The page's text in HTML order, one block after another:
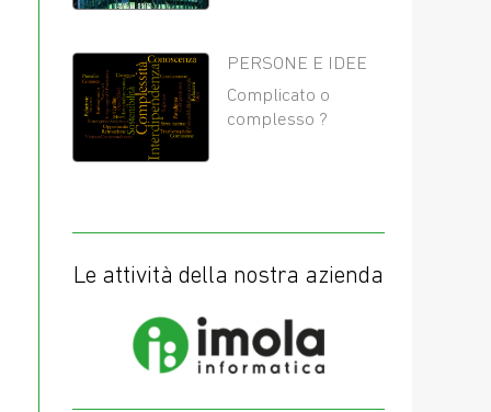
PERSONE E IDEE
Complicato o
complesso ?
Le attività della nostra azienda